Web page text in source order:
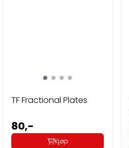
TF Fractional Plates
80,-
Kjøp